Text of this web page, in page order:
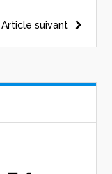
Article suivant